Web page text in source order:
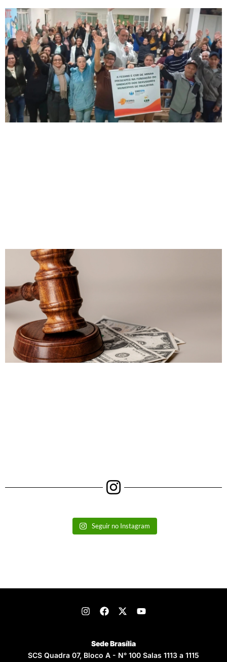
Seguir no Instagram
Sede Brasília
SCS Quadra 07, Bloco A - N° 100 Salas 1113 a 1115